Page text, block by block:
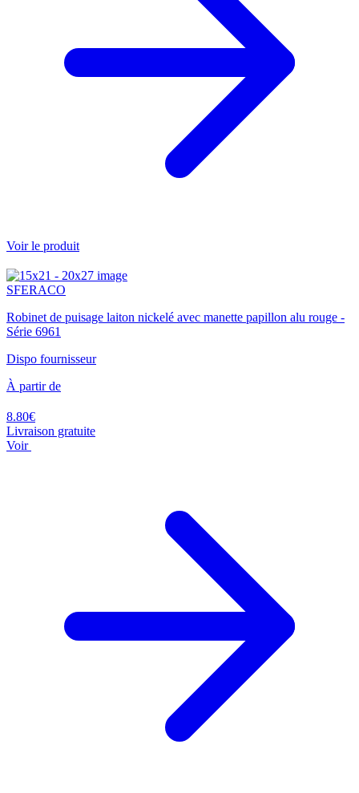
Voir le produit
SFERACO
Robinet de puisage laiton nickelé avec manette papillon alu rouge -
Série 6961
Dispo fournisseur
À partir de
8.80€
Livraison gratuite
Voir